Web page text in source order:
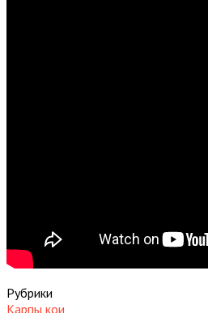
Рубрики
Карпы кои